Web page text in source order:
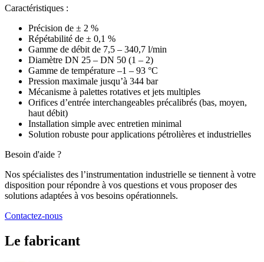
Caractéristiques :
Précision de ± 2 %
Répétabilité de ± 0,1 %
Gamme de débit de 7,5 – 340,7 l/min
Diamètre DN 25 – DN 50 (1 – 2)
Gamme de température –1 – 93 °C
Pression maximale jusqu’à 344 bar
Mécanisme à palettes rotatives et jets multiples
Orifices d’entrée interchangeables précalibrés (bas, moyen,
haut débit)
Installation simple avec entretien minimal
Solution robuste pour applications pétrolières et industrielles
Besoin d'aide ?
Nos spécialistes des l’instrumentation industrielle se tiennent à votre
disposition pour répondre à vos questions et vous proposer des
solutions adaptées à vos besoins opérationnels.
Contactez-nous
Le fabricant